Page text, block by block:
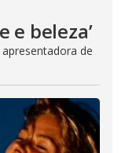
e beleza’
de